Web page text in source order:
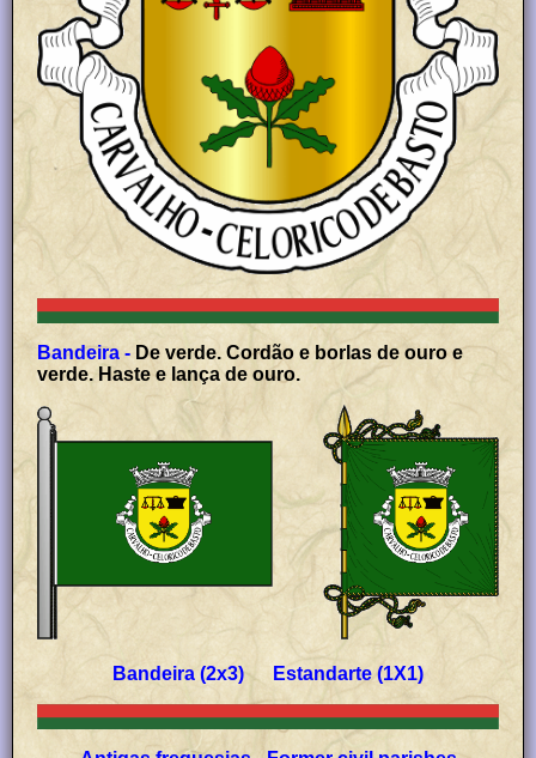
Bandeira - De verde. Cordão e borlas de ouro e
verde. Haste e lança de ouro.
Bandeira (2x3) Estandarte (1X1)